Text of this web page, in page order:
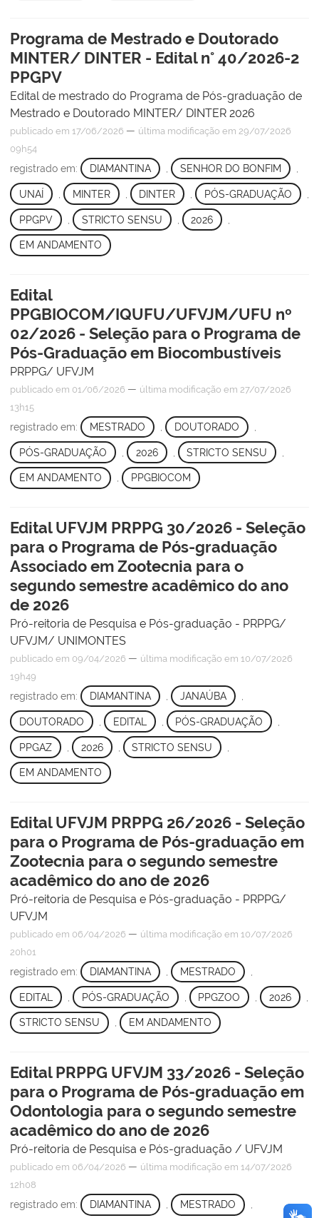
Programa de Mestrado e Doutorado
MINTER/ DINTER - Edital n° 40/2026-2
PPGPV
Edital de mestrado do Programa de Pós-graduação de
Mestrado e Doutorado MINTER/ DINTER 2026
publicado em 17/06/2026 — última modificação em 29/07/2026
09h54
registrado em: DIAMANTINA SENHOR DO BONFIM
UNAÍ MINTER DINTER , PÓS-GRADUAÇÃO
PPGPV STRICTO SENSU 2026
EM ANDAMENTO
Edital
PPGBIOCOM/IQUFU/UFVJM/UFU nº
02/2026 - Seleção para o Programa de
Pós-Graduação em Biocombustíveis
PRPPG/ UFVJM
publicado em 01/06/2026 — última modificação em 27/07/2026
13h15
registrado em: MESTRADO DOUTORADO
PÓS-GRADUAÇÃO 2026 STRICTO SENSU
EM ANDAMENTO , PPGBIOCOM
Edital UFVJM PRPPG 30/2026 - Seleção
para o Programa de Pós-graduação
Associado em Zootecnia para o
segundo semestre acadêmico do ano
de 2026
Pró-reitoria de Pesquisa e Pós-graduação - PRPPG/
UFVJM/ UNIMONTES
publicado em 09/04/2026 — última modificação em 10/07/2026
19h49
registrado em: DIAMANTINA JANAÚBA
DOUTORADO EDITAL PÓS-GRADUAÇÃO
PPGAZ 2026 STRICTO SENSU
EM ANDAMENTO
Edital UFVJM PRPPG 26/2026 - Seleção
para o Programa de Pós-graduação em
Zootecnia para o segundo semestre
acadêmico do ano de 2026
Pró-reitoria de Pesquisa e Pós-graduação - PRPPG/
UFVJM
publicado em 06/04/2026 — última modificação em 10/07/2026
20h01
registrado em: DIAMANTINA MESTRADO
EDITAL PÓS-GRADUAÇÃO PPGZOO , 2026
STRICTO SENSU , EM ANDAMENTO
Edital PRPPG UFVJM 33/2026 - Seleção
para o Programa de Pós-graduação em
Odontologia para o segundo semestre
acadêmico do ano de 2026
Pró-reitoria de Pesquisa e Pós-graduação / UFVJM
publicado em 06/04/2026 — última modificação em 14/07/2026
12h08
registrado em: DIAMANTINA MESTRADO